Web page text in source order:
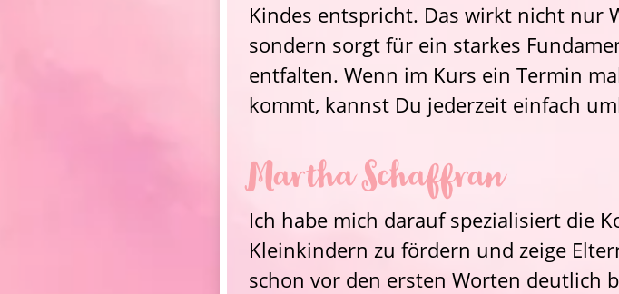
Kindes entspricht. Das wirkt nicht nur
sondern sorgt für ein starkes
entfalten. Wenn im Kurs ein Termin
kommt, kannst Du jederzeit einfach
Martha  Schaffran
Ich habe mich darauf spezialisiert die
Kleinkindern zu fördern und zeige
schon vor den ersten Worten deutlich